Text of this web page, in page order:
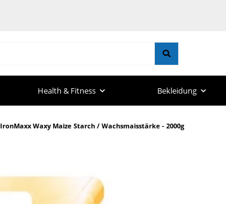
Health & Fitness Bekleidung
IronMaxx Waxy Maize Starch / Wachsmaisstärke - 2000g